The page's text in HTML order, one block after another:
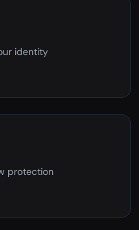
identity
protection